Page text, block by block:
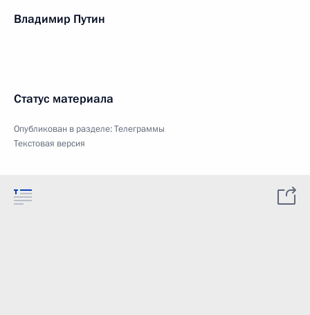
Владимир Путин
Статус материала
Опубликован в разделе:Телеграммы
Текстовая версия